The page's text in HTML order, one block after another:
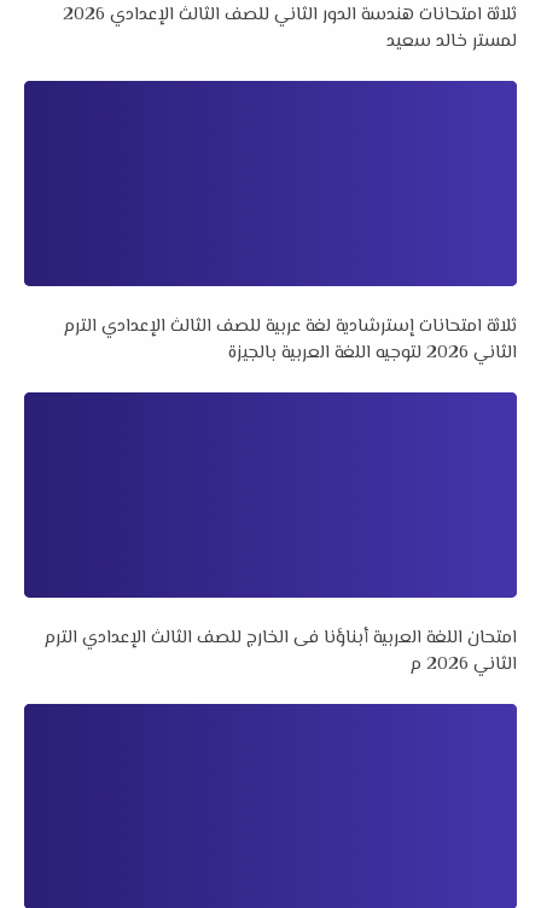
ثلاثة امتحانات هندسة الدور الثاني للصف الثالث الإعدادي 2026
لمستر خالد سعيد
ثلاثة امتحانات إسترشادية لغة عربية للصف الثالث الإعدادي الترم
الثاني 2026 لتوجيه اللغة العربية بالجيزة
امتحان اللغة العربية أبناؤنا فى الخارج للصف الثالث الإعدادي الترم
الثاني 2026 م